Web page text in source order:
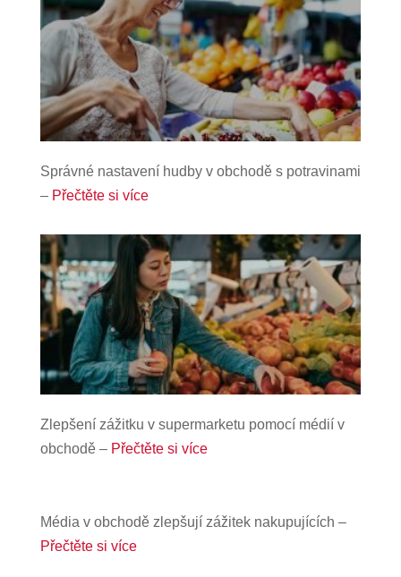
Správné nastavení hudby v obchodě s potravinami
– Přečtěte si více
Zlepšení zážitku v supermarketu pomocí médií v
obchodě – Přečtěte si více
Média v obchodě zlepšují zážitek nakupujících –
Přečtěte si více